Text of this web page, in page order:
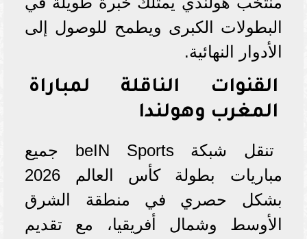
البطولات الكبرى ويطمح للوصول إلى
الأدوار النهائية.
القنوات الناقلة لمباراة
المغرب وهولندا
تنقل شبكة beIN Sports جميع
مباريات بطولة كأس العالم 2026
بشكل حصري في منطقة الشرق
الأوسط وشمال أفريقيا، مع تقديم